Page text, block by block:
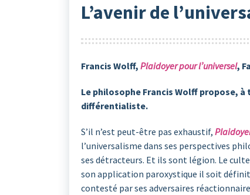
L’avenir de
Francis Wolff, Plaidoyer pour l’universel,
Le philosophe Francis Wolff propose,
différentialiste.
S’il n’est peut-être pas exhaustif,
l’universalisme dans ses perspectives
ses détracteurs. Et ils sont légion. Le
son application paroxystique il soit
contesté par ses adversaires